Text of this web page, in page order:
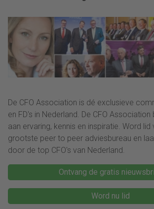
naar de fundamenten.”
De CFO Association is dé exclusieve
en FD's in Nederland. De CFO
aan ervaring, kennis en inspiratie. Word lid
grootste peer to peer adviesbureau en
door de top CFO's van Nederland.
Ontvang de gratis
Word nu lid